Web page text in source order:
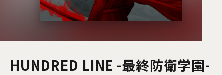
HUNDRED LINE -最終防衛学園-